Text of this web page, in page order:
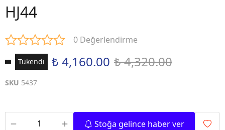
HJ44
0 Değerlendirme
Tükendi ₺ 4,160.00 ₺ 4,320.00
SKU 5437
Stoğa gelince haber ver